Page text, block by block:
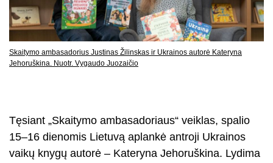
Skaitymo ambasadorius Justinas Žilinskas ir Ukrainos autorė Kateryna
Jehoruškina. Nuotr. Vygaudo Juozaičio
Tęsiant „Skaitymo ambasadoriaus“ veiklas, spalio
15–16 dienomis Lietuvą aplankė antroji Ukrainos
vaikų knygų autorė – Kateryna Jehoruškina. Lydima